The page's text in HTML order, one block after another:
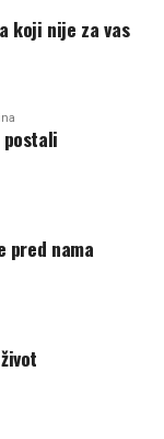
koji nije za vas
pred nama